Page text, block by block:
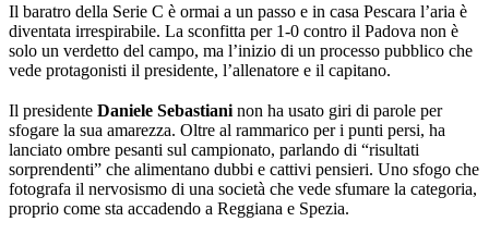
Il baratro della Serie C è ormai a un passo e in casa Pescara l’aria è
diventata irrespirabile. La sconfitta per 1-0 contro il Padova non è
solo un verdetto del campo, ma l’inizio di un processo pubblico che
vede protagonisti il presidente, l’allenatore e il capitano.
Il presidente Daniele Sebastiani non ha usato giri di parole per
sfogare la sua amarezza. Oltre al rammarico per i punti persi, ha
lanciato ombre pesanti sul campionato, parlando di “risultati
sorprendenti” che alimentano dubbi e cattivi pensieri. Uno sfogo che
fotografa il nervosismo di una società che vede sfumare la categoria,
proprio come sta accadendo a Reggiana e Spezia.